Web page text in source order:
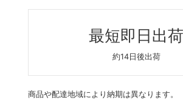
最短即日出荷
約14日後出荷
商品や配達地域により納期は異なります。